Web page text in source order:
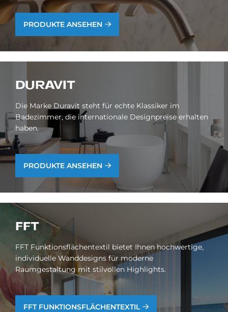
PRODUKTE ANSEHEN
DU­RA­VIT
Die Marke Duravit steht für echte Klassiker im
Badezimmer, die internationale Designpreise erhalten
haben.
PRODUKTE ANSEHEN
FFT
FFT Funktionsflächentextil bietet Ihnen hochwertige,
individuelle Wanddesigns für moderne
Raumgestaltung mit stilvollen Highlights.
FFT FUNKTIONSFLÄCHENTEXTIL